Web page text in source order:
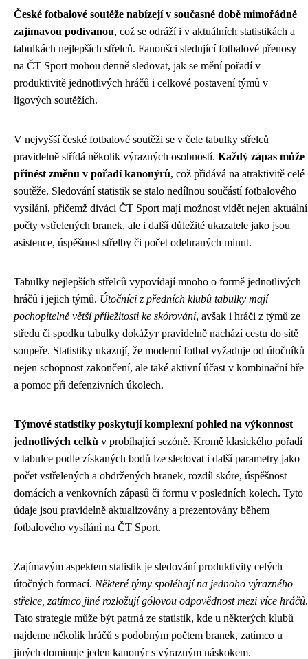
České fotbalové soutěže nabízejí v současné době mimořádně
zajímavou podívanou, což se odráží i v aktuálních statistikách a
tabulkách nejlepších střelců. Fanoušci sledující fotbalové přenosy
na ČT Sport mohou denně sledovat, jak se mění pořadí v
produktivitě jednotlivých hráčů i celkové postavení týmů v
ligových soutěžích.
V nejvyšší české fotbalové soutěži se v čele tabulky střelců
pravidelně střídá několik výrazných osobností. Každý zápas může
přinést změnu v pořadí kanonýrů, což přidává na atraktivitě celé
soutěže. Sledování statistik se stalo nedílnou součástí fotbalového
vysílání, přičemž diváci ČT Sport mají možnost vidět nejen aktuální
počty vstřelených branek, ale i další důležité ukazatele jako jsou
asistence, úspěšnost střelby či počet odehraných minut.
Tabulky nejlepších střelců vypovídají mnoho o formě jednotlivých
hráčů i jejich týmů. Útočníci z předních klubů tabulky mají
pochopitelně větší příležitosti ke skórování, avšak i hráči z týmů ze
středu či spodku tabulky dokážут pravidelně nachází cestu do sítě
soupeře. Statistiky ukazují, že moderní fotbal vyžaduje od útočníků
nejen schopnost zakončení, ale také aktivní účast v kombinační hře
a pomoc při defenzivních úkolech.
Týmové statistiky poskytují komplexní pohled na výkonnost
jednotlivých celků v probíhající sezóně. Kromě klasického pořadí
v tabulce podle získaných bodů lze sledovat i další parametry jako
počet vstřelených a obdržených branek, rozdíl skóre, úspěšnost
domácích a venkovních zápasů či formu v posledních kolech. Tyto
údaje jsou pravidelně aktualizovány a prezentovány během
fotbalového vysílání na ČT Sport.
Zajímavým aspektem statistik je sledování produktivity celých
útočných formací. Některé týmy spoléhají na jednoho výrazného
střelce, zatímco jiné rozložují gólovou odpovědnost mezi více hráčů.
Tato strategie může být patrná ze statistik, kde u některých klubů
najdeme několik hráčů s podobným počtem branek, zatímco u
jiných dominuje jeden kanonýr s výrazným náskokem.